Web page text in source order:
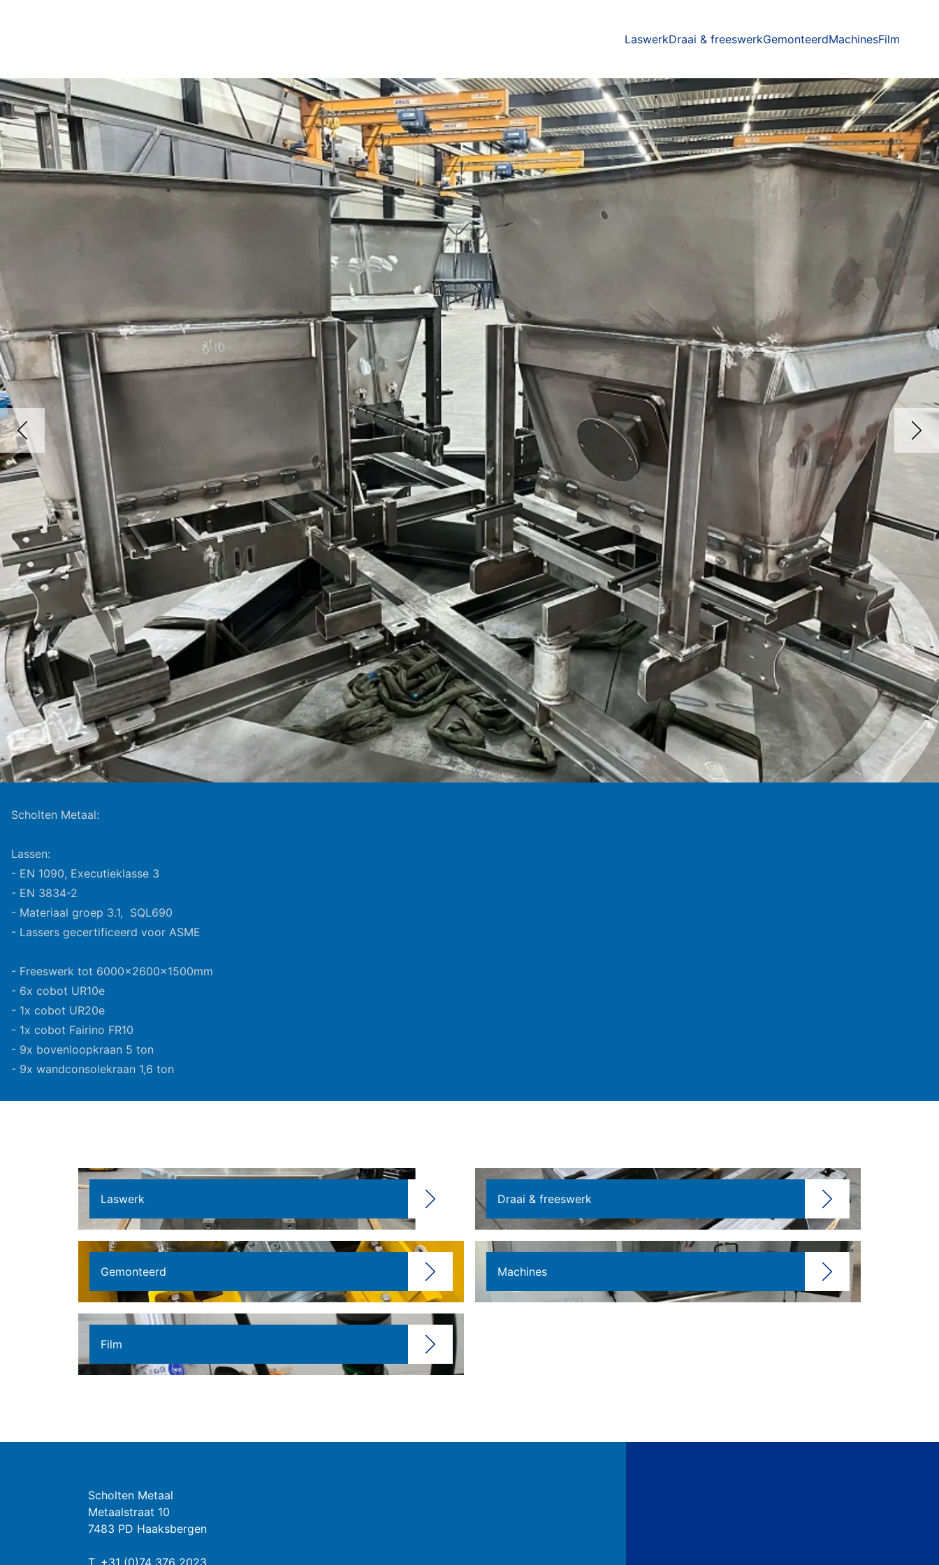
LaswerkDraai & freeswerkGemonteerdMachinesFilm
Scholten Metaal:
Lassen:
- EN 1090, Executieklasse 3
- EN 3834-2
- Materiaal groep 3.1, SQL690
- Lassers gecertificeerd voor ASME
- Freeswerk tot 6000x2600x1500mm
- 6x cobot UR10e
- 1x cobot UR20e
- 1x cobot Fairino FR10
- 9x bovenloopkraan 5 ton
- 9x wandconsolekraan 1,6 ton
Laswerk Draai & freeswerk
Gemonteerd Machines
Film
Scholten Metaal
Metaalstraat 10
7483 PD Haaksbergen
T. +31 (0)74 376 2023